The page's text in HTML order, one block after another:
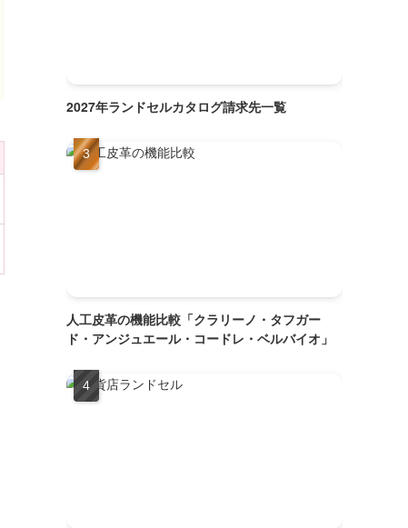
2027年ランドセルカタログ請求先一覧
人工皮革の機能比較「クラリーノ・タフガー
ド・アンジュエール・コードレ・ベルバイオ」